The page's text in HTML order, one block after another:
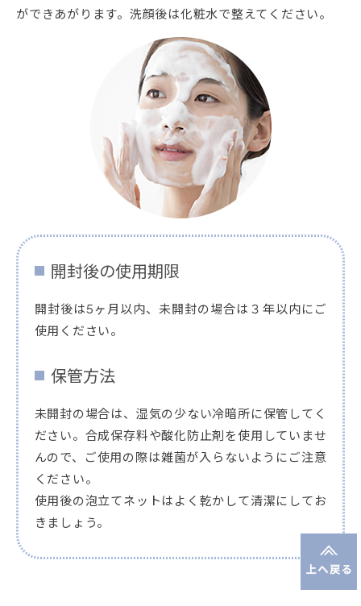
ができあがります。洗顔後は化粧水で整えてください。
開封後の使用期限
開封後は5ヶ月以内、未開封の場合は３年以内にご
使用ください。
保管方法
未開封の場合は、湿気の少ない冷暗所に保管してく
ださい。合成保存料や酸化防止剤を使用していませ
んので、ご使用の際は雑菌が入らないようにご注意
ください。
使用後の泡立てネットはよく乾かして清潔にしてお
きましょう。